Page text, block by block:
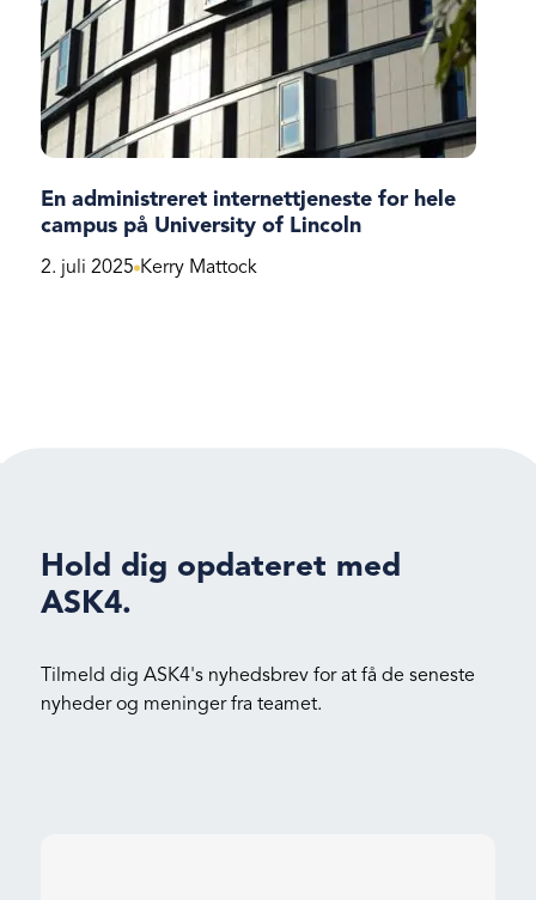
En administreret internettjeneste for hele
campus på University of Lincoln
2. juli 2025 Kerry Mattock
Hold dig opdateret med
ASK4.
Tilmeld dig ASK4's nyhedsbrev for at få de seneste
nyheder og meninger fra teamet.